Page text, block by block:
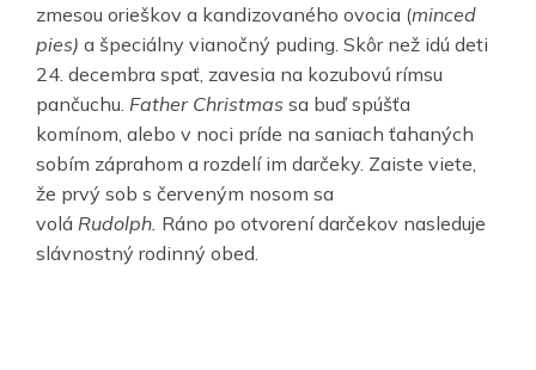
zmesou orieškov a kandizovaného ovocia (minced
pies) a špeciálny vianočný puding. Skôr než idú deti
24. decembra spať, zavesia na kozubovú rímsu
pančuchu. Father Christmas sa buď spúšťa
komínom, alebo v noci príde na saniach ťahaných
sobím záprahom a rozdelí im darčeky. Zaiste viete,
že prvý sob s červeným nosom sa
volá Rudolph. Ráno po otvorení darčekov nasleduje
slávnostný rodinný obed.